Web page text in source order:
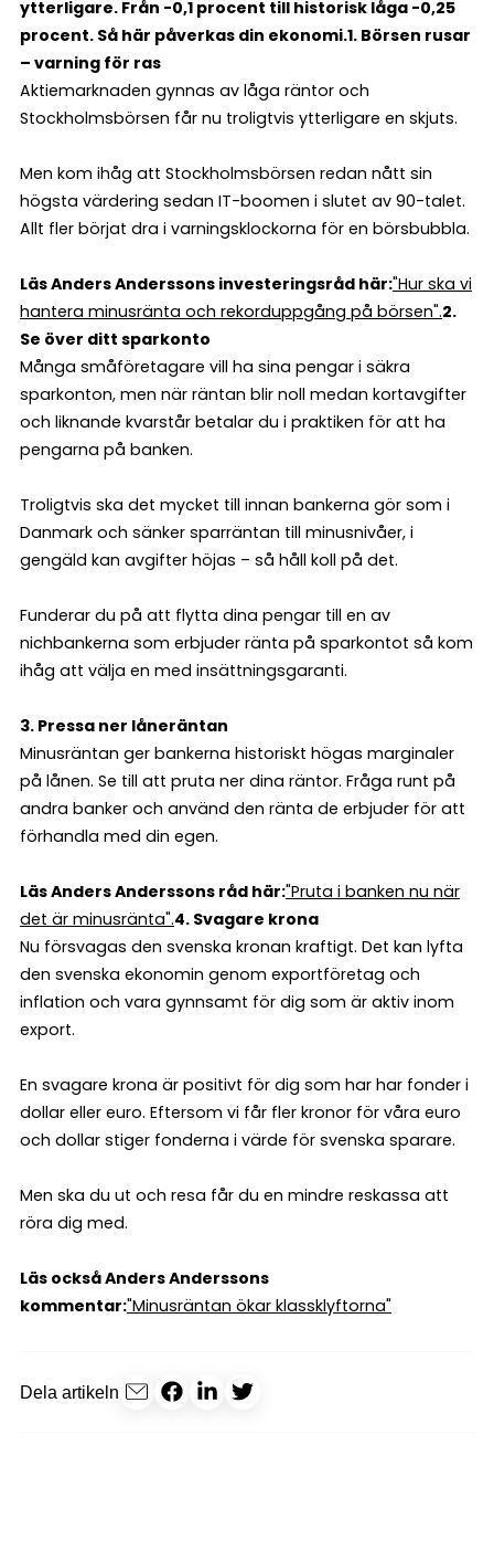
ytterligare. Från -0,1 procent till historisk låga -0,25
procent. Så här påverkas din ekonomi.1. Börsen rusar
– varning för ras
Aktiemarknaden gynnas av låga räntor och
Stockholmsbörsen får nu troligtvis ytterligare en skjuts.
Men kom ihåg att Stockholmsbörsen redan nått sin
högsta värdering sedan IT-boomen i slutet av 90-talet.
Allt fler börjat dra i varningsklockorna för en börsbubbla.
Läs Anders Anderssons investeringsråd här:"Hur ska vi
hantera minusränta och rekorduppgång på börsen".2.
Se över ditt sparkonto
Många småföretagare vill ha sina pengar i säkra
sparkonton, men när räntan blir noll medan kortavgifter
och liknande kvarstår betalar du i praktiken för att ha
pengarna på banken.
Troligtvis ska det mycket till innan bankerna gör som i
Danmark och sänker sparräntan till minusnivåer, i
gengäld kan avgifter höjas – så håll koll på det.
Funderar du på att flytta dina pengar till en av
nichbankerna som erbjuder ränta på sparkontot så kom
ihåg att välja en med insättningsgaranti.
3. Pressa ner låneräntan
Minusräntan ger bankerna historiskt högas marginaler
på lånen. Se till att pruta ner dina räntor. Fråga runt på
andra banker och använd den ränta de erbjuder för att
förhandla med din egen.
Läs Anders Anderssons råd här:"Pruta i banken nu när
det är minusränta".4. Svagare krona
Nu försvagas den svenska kronan kraftigt. Det kan lyfta
den svenska ekonomin genom exportföretag och
inflation och vara gynnsamt för dig som är aktiv inom
export.
En svagare krona är positivt för dig som har har fonder i
dollar eller euro. Eftersom vi får fler kronor för våra euro
och dollar stiger fonderna i värde för svenska sparare.
Men ska du ut och resa får du en mindre reskassa att
röra dig med.
Läs också Anders Anderssons
kommentar:"Minusräntan ökar klassklyftorna"
Dela artikeln